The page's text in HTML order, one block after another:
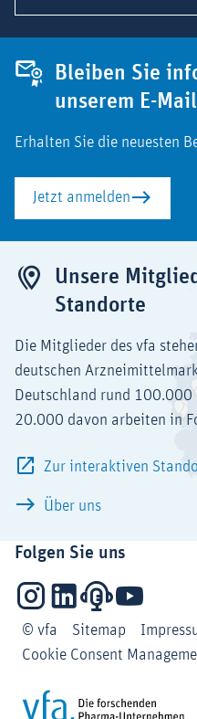
Bleiben Sie
unserem E-
Erhalten Sie die neuesten
Jetzt anmelden
Unsere
Standorte
Die Mitglieder des vfa
deutschen
Deutschland rund
20.000 davon arbeiten in
Zur interaktiven
Über uns
Folgen Sie uns
InstagramLinkedInPodcastsYouTube
© vfa
Sitemap
Cookie Consent